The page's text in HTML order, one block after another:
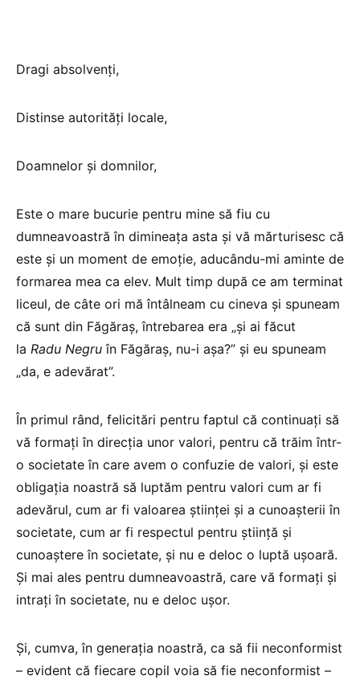
Dragi absolvenți,
Distinse autorități locale,
Doamnelor și domnilor,
Este o mare bucurie pentru mine să fiu cu
dumneavoastră în dimineața asta și vă mărturisesc că
este și un moment de emoție, aducându-mi aminte de
formarea mea ca elev. Mult timp după ce am terminat
liceul, de câte ori mă întâlneam cu cineva și spuneam
că sunt din Făgăraș, întrebarea era „și ai făcut
la Radu Negru în Făgăraș, nu-i așa?” și eu spuneam
„da, e adevărat”.
În primul rând, felicitări pentru faptul că continuați să
vă formați în direcția unor valori, pentru că trăim într-
o societate în care avem o confuzie de valori, și este
obligația noastră să luptăm pentru valori cum ar fi
adevărul, cum ar fi valoarea științei și a cunoașterii în
societate, cum ar fi respectul pentru știință și
cunoaștere în societate, și nu e deloc o luptă ușoară.
Și mai ales pentru dumneavoastră, care vă formați și
intrați în societate, nu e deloc ușor.
Și, cumva, în generația noastră, ca să fii neconformist
– evident că fiecare copil voia să fie neconformist –